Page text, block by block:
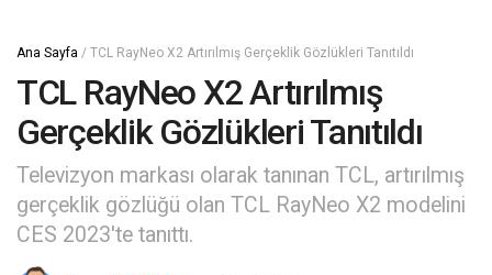
Ana Sayfa / TCL RayNeo X2 Artırılmış Gerçeklik Gözlükleri Tanıtıldı
TCL RayNeo X2 Artırılmış
Gerçeklik Gözlükleri Tanıtıldı
Televizyon markası olarak tanınan TCL, artırılmış
gerçeklik gözlüğü olan TCL RayNeo X2 modelini
CES 2023'te tanıttı.